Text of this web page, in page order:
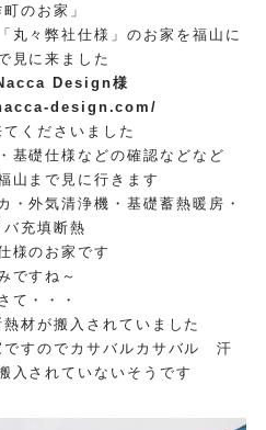
町のお家」
々弊社仕様」のお家を福山に
見に来ました
Design様
design.com/
くださいました
基礎仕様などの確認などなど
山まで見に行きます
・外気清浄機・基礎蓄熱暖房・
バ充填断熱
様のお家です
ですね～
て・・・
材が搬入されていました
ですのでカサバルカサバル 汗
入されていないそうです